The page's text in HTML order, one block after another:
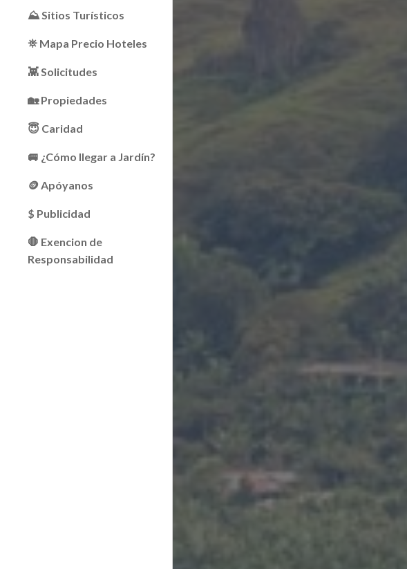
⛰ Sitios Turísticos
⛯ Mapa Precio Hoteles
👾 Solicitudes
🏡 Propiedades
😇 Caridad
🚐 ¿Cómo llegar a Jardín?
🪙 Apóyanos
$ Publicidad
🛑 Exencion de
Responsabilidad